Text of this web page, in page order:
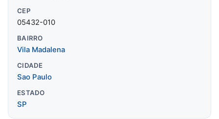
CEP
05432-010
BAIRRO
Vila Madalena
CIDADE
Sao Paulo
ESTADO
SP